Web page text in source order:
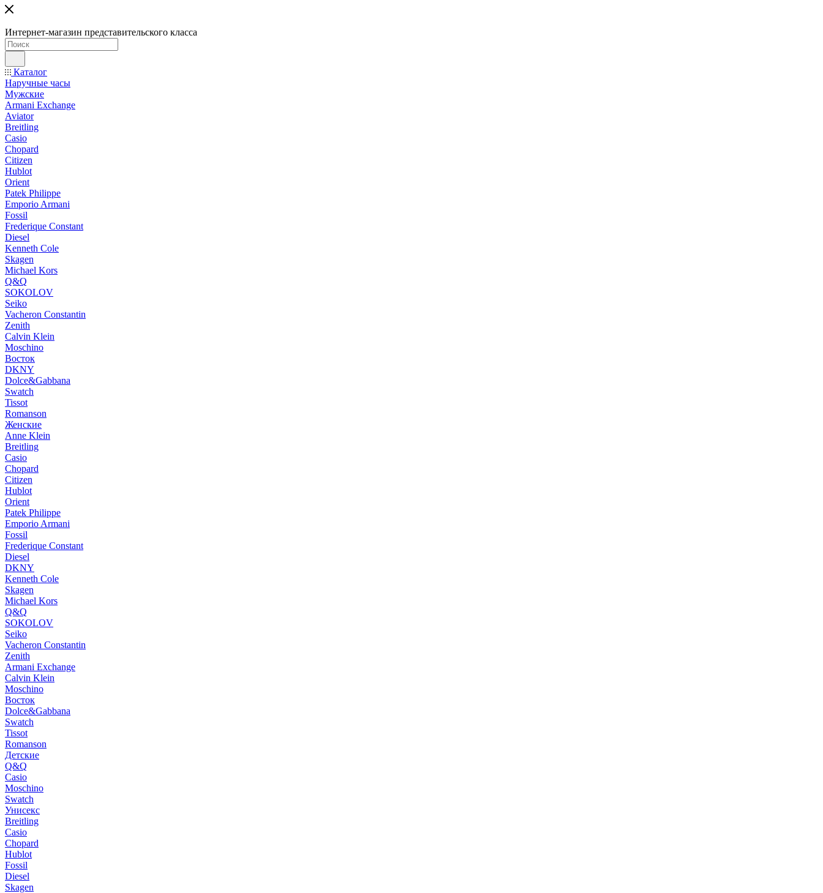
Интернет-магазин представительского класса
Каталог
Наручные часы
Мужские
Armani Exchange
Aviator
Breitling
Casio
Chopard
Citizen
Hublot
Orient
Patek Philippe
Emporio Armani
Fossil
Frederique Constant
Diesel
Kenneth Cole
Skagen
Michael Kors
Q&Q
SOKOLOV
Seiko
Vacheron Constantin
Zenith
Calvin Klein
Moschino
Восток
DKNY
Dolce&Gabbana
Swatch
Tissot
Romanson
Женские
Anne Klein
Breitling
Casio
Chopard
Citizen
Hublot
Orient
Patek Philippe
Emporio Armani
Fossil
Frederique Constant
Diesel
DKNY
Kenneth Cole
Skagen
Michael Kors
Q&Q
SOKOLOV
Seiko
Vacheron Constantin
Zenith
Armani Exchange
Calvin Klein
Moschino
Восток
Dolce&Gabbana
Swatch
Tissot
Romanson
Детские
Q&Q
Casio
Moschino
Swatch
Унисекс
Breitling
Casio
Chopard
Hublot
Fossil
Diesel
Skagen